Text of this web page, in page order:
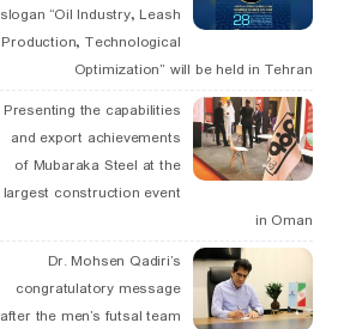
slogan “Oil Industry, Leash
Production, Technological
Optimization” will be held in Tehran
Presenting the capabilities
and export achievements
of Mubaraka Steel at the
largest construction event
in Oman
Dr. Mohsen Qadiri’s
congratulatory message
after the men’s futsal team